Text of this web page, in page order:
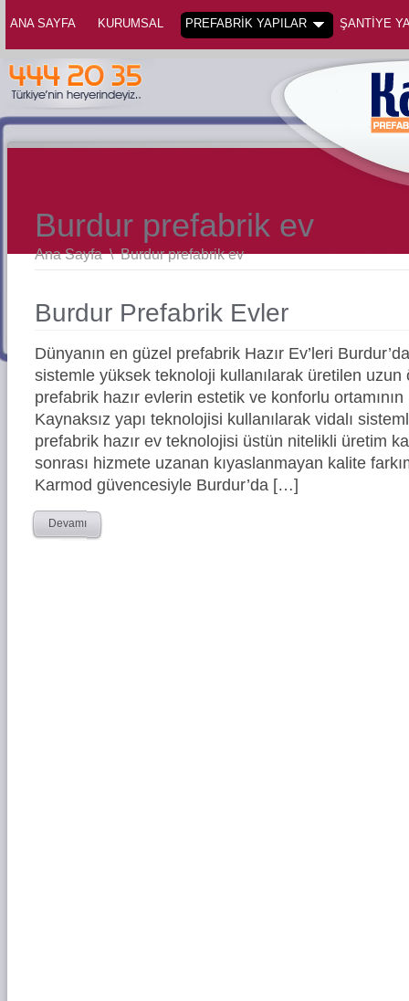
ANA SAYFA KURUMSAL PREFABRİK YAPILAR ŞANTİYE
Burdur prefabrik ev
Ana Sayfa \Burdur prefabrik ev
Burdur Prefabrik Evler
Dünyanın en güzel prefabrik Hazır Ev’leri
sistemle yüksek teknoloji kullanılarak üretilen
prefabrik hazır evlerin estetik ve konforlu ortamının
Kaynaksız yapı teknolojisi kullanılarak vidalı
prefabrik hazır ev teknolojisi üstün nitelikli üretim
sonrası hizmete uzanan kıyaslanmayan kalite
Karmod güvencesiyle Burdur’da […]
Devamı